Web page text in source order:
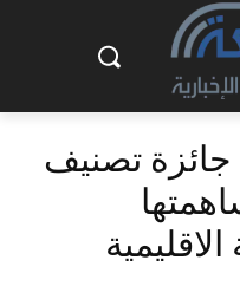
جائزة تصنيف